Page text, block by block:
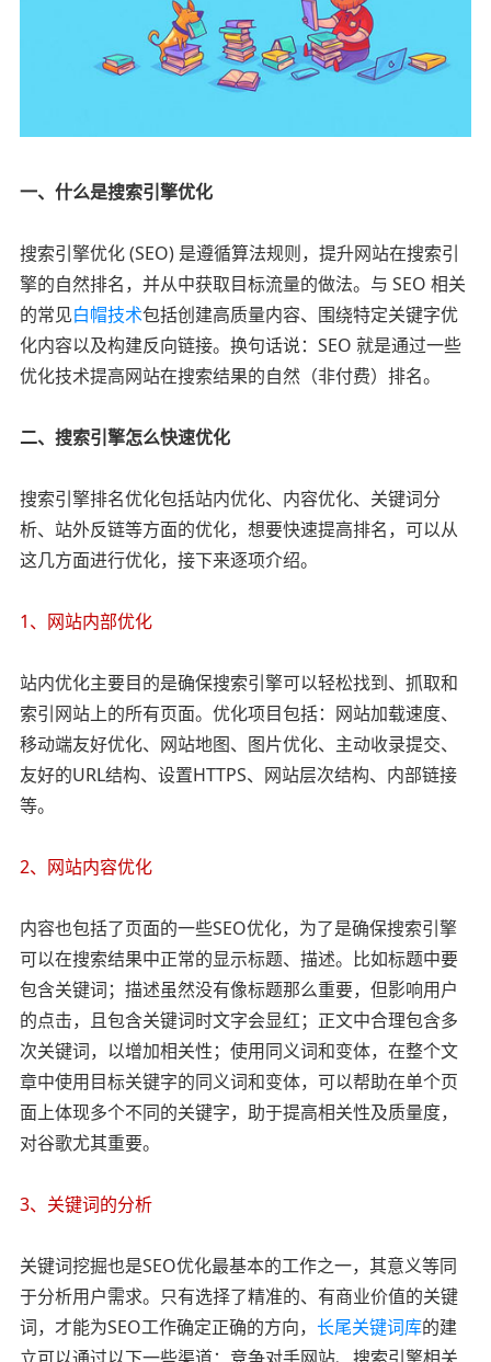
一、什么是搜索引擎优化
搜索引擎优化 (SEO) 是遵循算法规则，提升网站在搜索引
擎的自然排名，并从中获取目标流量的做法。与 SEO 相关
的常见白帽技术包括创建高质量内容、围绕特定关键字优
化内容以及构建反向链接。换句话说：SEO 就是通过一些
优化技术提高网站在搜索结果的自然（非付费）排名。
二、搜索引擎怎么快速优化
搜索引擎排名优化包括站内优化、内容优化、关键词分
析、站外反链等方面的优化，想要快速提高排名，可以从
这几方面进行优化，接下来逐项介绍。
1、网站内部优化
站内优化主要目的是确保搜索引擎可以轻松找到、抓取和
索引网站上的所有页面。优化项目包括：网站加载速度、
移动端友好优化、网站地图、图片优化、主动收录提交、
友好的URL结构、设置HTTPS、网站层次结构、内部链接
等。
2、网站内容优化
内容也包括了页面的一些SEO优化，为了是确保搜索引擎
可以在搜索结果中正常的显示标题、描述。比如标题中要
包含关键词；描述虽然没有像标题那么重要，但影响用户
的点击，且包含关键词时文字会显红；正文中合理包含多
次关键词，以增加相关性；使用同义词和变体，在整个文
章中使用目标关键字的同义词和变体，可以帮助在单个页
面上体现多个不同的关键字，助于提高相关性及质量度，
对谷歌尤其重要。
3、关键词的分析
关键词挖掘也是SEO优化最基本的工作之一，其意义等同
于分析用户需求。只有选择了精准的、有商业价值的关键
词，才能为SEO工作确定正确的方向， 长尾关键词库的建